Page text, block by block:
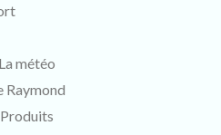
La météo
Raymond
Produits